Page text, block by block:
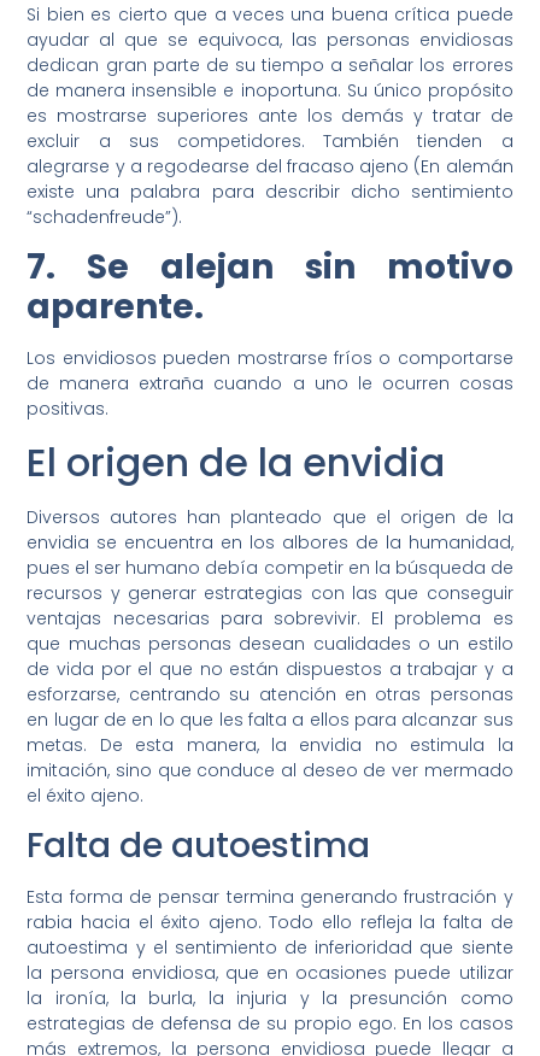
Si bien es cierto que a veces una buena crítica puede
ayudar al que se equivoca, las personas envidiosas
dedican gran parte de su tiempo a señalar los errores
de manera insensible e inoportuna. Su único propósito
es mostrarse superiores ante los demás y tratar de
excluir a sus competidores. También tienden a
alegrarse y a regodearse del fracaso ajeno (En alemán
existe una palabra para describir dicho sentimiento
“schadenfreude”).
7. Se alejan sin motivo
aparente.
Los envidiosos pueden mostrarse fríos o comportarse
de manera extraña cuando a uno le ocurren cosas
positivas.
El origen de la envidia
Diversos autores han planteado que el origen de la
envidia se encuentra en los albores de la humanidad,
pues el ser humano debía competir en la búsqueda de
recursos y generar estrategias con las que conseguir
ventajas necesarias para sobrevivir. El problema es
que muchas personas desean cualidades o un estilo
de vida por el que no están dispuestos a trabajar y a
esforzarse, centrando su atención en otras personas
en lugar de en lo que les falta a ellos para alcanzar sus
metas. De esta manera, la envidia no estimula la
imitación, sino que conduce al deseo de ver mermado
el éxito ajeno.
Falta de autoestima
Esta forma de pensar termina generando frustración y
rabia hacia el éxito ajeno. Todo ello refleja la falta de
autoestima y el sentimiento de inferioridad que siente
la persona envidiosa, que en ocasiones puede utilizar
la ironía, la burla, la injuria y la presunción como
estrategias de defensa de su propio ego. En los casos
más extremos, la persona envidiosa puede llegar a